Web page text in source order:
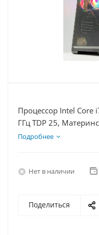
Процессор Intel Core
ГГц TDP 25,
Видеокарта RTX
Подробнее
Нет в наличии
Поделиться